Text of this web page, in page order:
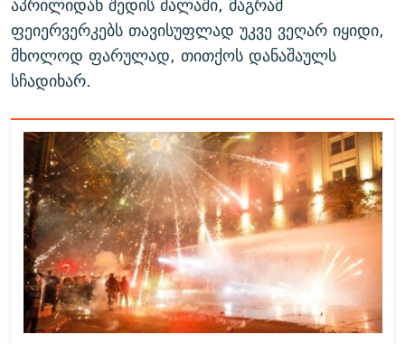
ფეიერვერკებს თავისუფლად უკვე ვეღარ იყიდი,
მხოლოდ ფარულად, თითქოს დანაშაულს
სჩადიხარ.